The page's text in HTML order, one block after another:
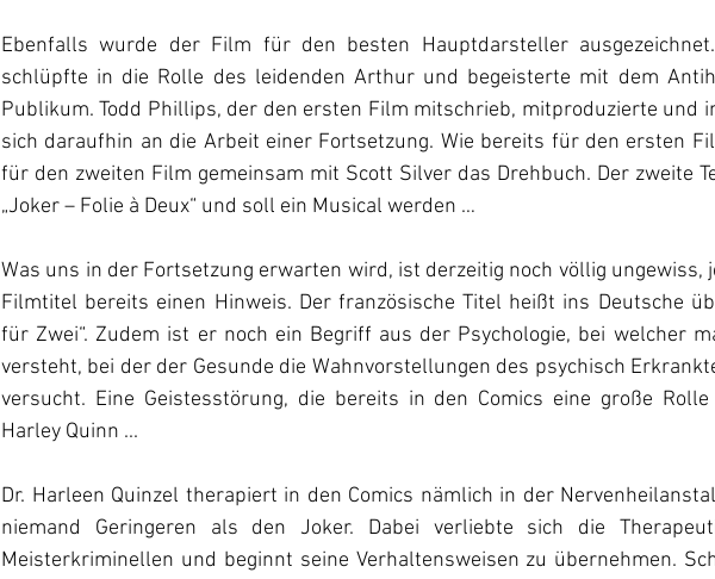
Ebenfalls wurde der Film für den besten Hauptdarsteller
schlüpfte in die Rolle des leidenden Arthur und begeisterte mit dem
Publikum. Todd Phillips, der den ersten Film mitschrieb, mitproduzierte und
sich daraufhin an die Arbeit einer Fortsetzung. Wie bereits für den ersten
für den zweiten Film gemeinsam mit Scott Silver das Drehbuch. Der zweite
„Joker – Folie à Deux“ und soll ein Musical werden …
Was uns in der Fortsetzung erwarten wird, ist derzeitig noch völlig ungewiss,
Filmtitel bereits einen Hinweis. Der französische Titel heißt ins Deutsche
für Zwei“. Zudem ist er noch ein Begriff aus der Psychologie, bei welcher
versteht, bei der der Gesunde die Wahnvorstellungen des psychisch
versucht. Eine Geistesstörung, die bereits in den Comics eine große
Harley Quinn ...
Dr. Harleen Quinzel therapiert in den Comics nämlich in der
niemand Geringeren als den Joker. Dabei verliebte sich die
Meisterkriminellen und beginnt seine Verhaltensweisen zu übernehmen.